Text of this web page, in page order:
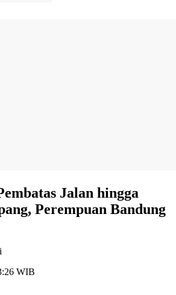
Jalan hingga
Perempuan Bandung
WIB